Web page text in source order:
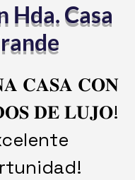
Hda. Casa
𝐂𝐀𝐒𝐀 𝐂𝐎𝐍
𝐃𝐄 𝐋𝐔𝐉𝐎!